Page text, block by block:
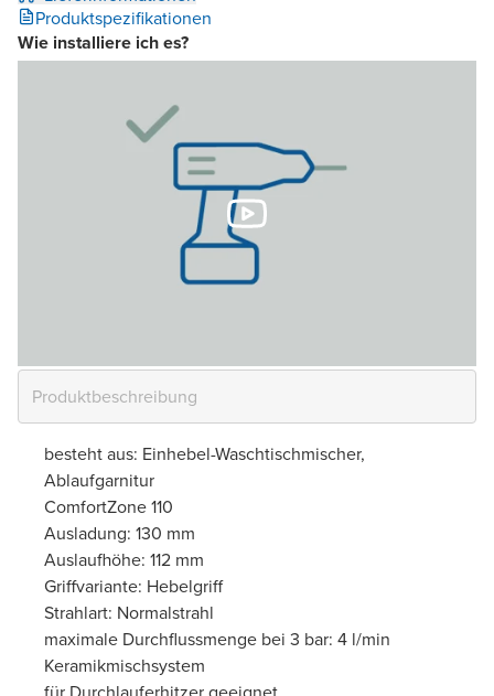
Produktspezifikationen
Wie installiere ich es?
besteht aus: Einhebel-Waschtischmischer,
Ablaufgarnitur
ComfortZone 110
Ausladung: 130 mm
Auslaufhöhe: 112 mm
Griffvariante: Hebelgriff
Strahlart: Normalstrahl
maximale Durchflussmenge bei 3 bar: 4 l/min
Keramikmischsystem